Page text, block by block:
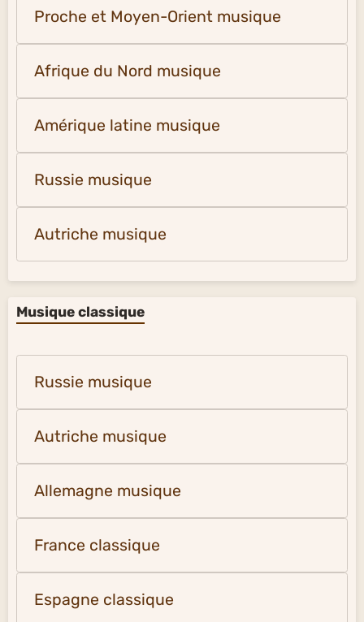
Proche et Moyen-Orient musique
Afrique du Nord musique
Amérique latine musique
Russie musique
Autriche musique
Musique classique
Russie musique
Autriche musique
Allemagne musique
France classique
Espagne classique